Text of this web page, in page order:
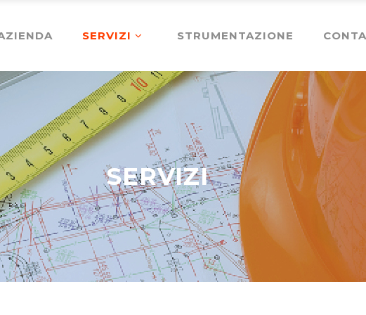
SERVIZI STRUMENTAZIONE
SERVIZI